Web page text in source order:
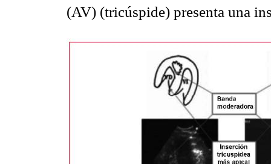
(AV) (tricúspide) presenta una